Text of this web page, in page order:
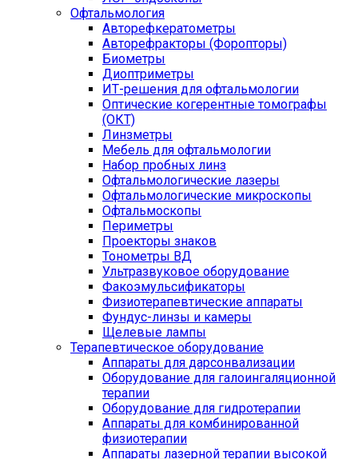
Офтальмология
Авторефкератометры
Авторефракторы (Форопторы)
Биометры
Диоптриметры
ИТ-решения для офтальмологии
Оптические когерентные томографы
(ОКТ)
Линзметры
Мебель для офтальмологии
Набор пробных линз
Офтальмологические лазеры
Офтальмологические микроскопы
Офтальмоскопы
Периметры
Проекторы знаков
Тонометры ВД
Ультразвуковое оборудование
Факоэмульсификаторы
Физиотерапевтические аппараты
Фундус-линзы и камеры
Щелевые лампы
Терапевтическое оборудование
Аппараты для дарсонвализации
Оборудование для галоингаляционной
терапии
Оборудование для гидротерапии
Аппараты для комбинированной
физиотерапии
Аппараты лазерной терапии высокой